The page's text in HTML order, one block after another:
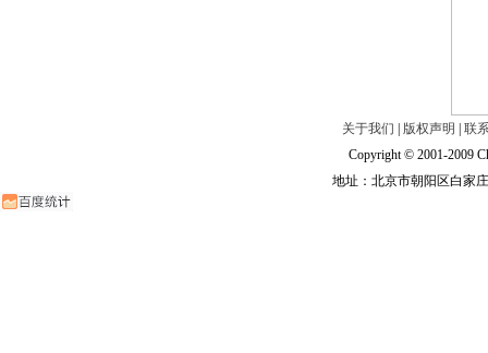
关于我们 版权声明
联
Copyright © 2001-2009
地址：北京市朝阳区白家